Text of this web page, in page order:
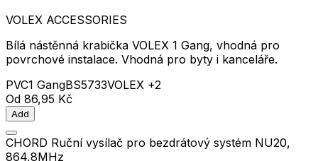
VOLEX ACCESSORIES
Bílá nástěnná krabička VOLEX 1 Gang, vhodná pro
povrchové instalace. Vhodná pro byty i kanceláře.
PVC1 GangBS5733VOLEX +2
Od 86,95 Kč
Add
CHORD Ruční vysílač pro bezdrátový systém NU20,
864,8MHz